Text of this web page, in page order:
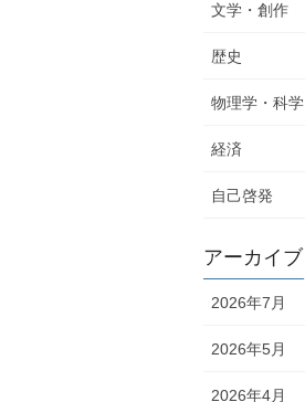
文学・創作
歴史
物理学・科学
経済
自己啓発
アーカイブ
2026年7月
2026年5月
2026年4月